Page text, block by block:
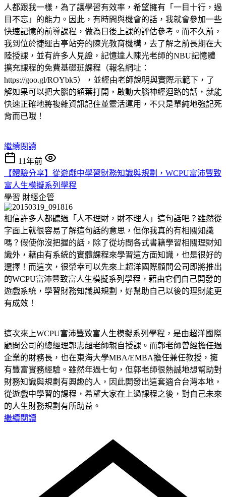
人都跟我一樣，為了讓學習有效率，希望擁有「一目十行，過
目不忘」的能力。因此，有時間與機會的話，我就會參加一些
快速記憶的前導課程，做為日後上課的評估參考。而不久前，
我到位於捷運古亭站旁的陳光教育機構，去了解之前長期在大
陸授課，並有許多人見證，記憶達人陳光老師的NBU記憶體
擴充課程的免費基礎班課程（報名網址：
https://goo.gl/ROYbk5），並經由老師說明與實際示範下，了
解如果可以把大腦的額葉打開，啟動大腦神經迴路的話，就能
快速正確地將複雜資訊記住並靈活運用，不只是單純地強記死
背而已哦！
繼續閱讀
11年前
【體驗分享】從遊戲中學習財務知識與規劃，WCPU富沛豐致
富人生模擬系列學程
學習 財經企管
相信許多人都聽過「人不理財，財不理人」這句話吧？雖然從
字面上就很容易了解這句話的意思，但你我真的有相關知識
嗎？假使你沒把握的話，除了從坊間各式書籍學習相關理財知
識外，藉由有系統的實體課程來學習這方面知識，也是很好的
選擇！而這次，很榮幸可以先來上超洋國際顧問公司即將推出
的WCPU富沛豐致富人生模擬系列學程，藉由它們自己開發的
遊戲系統，學習財務知識與規劃，好幫助自己以後的理財能更
有成效！
這次來上WCPU富沛豐致富人生模擬系列學程，是由超洋國際
顧問公司的總經理郭志超老師親自授課。而郭老師曾經擔任過
企業的財務長，也在東海大學MBA/EMBA擔任兼任教授，擁
有豐富實務經驗。雖然年過七旬，但郭老師很熱誠地想幫助對
財務知識與規劃有興趣的人，因此開發出這套適合台灣本地，
從遊戲中學習的課程，希望大家在上過課程之後，對自己未來
的人生財務規劃有所助益。
繼續閱讀